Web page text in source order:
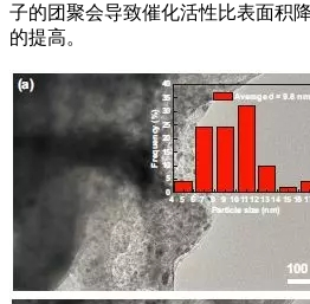
子的团聚会导致催化活性比表面积
的提高。